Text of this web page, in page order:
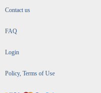
Contact us
FAQ
Login
Policy, Terms of Use